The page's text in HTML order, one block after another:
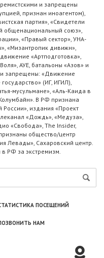
и запрещены
признан иноагентом),
партия», «Свидетели
общенациональный союз»,
«Правый сектор», УНА-
«Мизантропик дивижн»,
«Артподготовка»,
АУЕ, батальоны «Азов» и
и запрещены: «Движение
(ИГ, ИГИЛ),
мусульмане», «Аль-Каида в
В РФ признана
России», издания «Проект
«Дождь», «Медуза»,
«Свобода», The Insider,
общество/центр
Левады», Сахаровский центр.
РФ за экстремизм.
ПОСЕЩЕНИЙ
НАМ